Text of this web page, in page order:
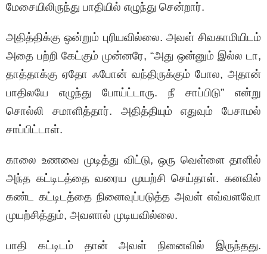
மேசையிலிருந்து பாதியில் எழுந்து சென்றார்.
அதித்திக்கு ஒன்றும் புரியவில்லை. அவள் சிவகாமியிடம்
அதை பற்றி கேட்கும் முன்னரே, “அது ஒன்னும் இல்ல டா,
தாத்தாக்கு ஏதோ ஃபோன் வந்திருக்கும் போல, அதான்
பாதிலயே எழுந்து போய்ட்டாரு. நீ சாப்பிடு” என்று
சொல்லி சமாளித்தார். அதித்தியும் எதுவும் பேசாமல்
சாப்பிட்டாள்.
காலை உணவை முடித்து விட்டு, ஒரு வெள்ளை தாளில்
அந்த கட்டிடத்தை வரைய முயற்சி செய்தாள். கனவில்
கண்ட கட்டிடத்தை நினைவுப்படுத்த அவள் எவ்வளவோ
முயற்சித்தும், அவளால் முடியவில்லை.
பாதி கட்டிடம் தான் அவள் நினைவில் இருந்தது.